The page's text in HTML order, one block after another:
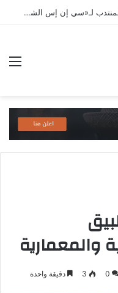
مارك فيلينتورف يتولى منصب العضو المنتدب لـ«سي إن إس الشرق الأوسط» ويشرف على شركات قطاع التكنولوجيا ضمن مجموعة غباش
والمعمارية
0
3 دقيقة واحدة